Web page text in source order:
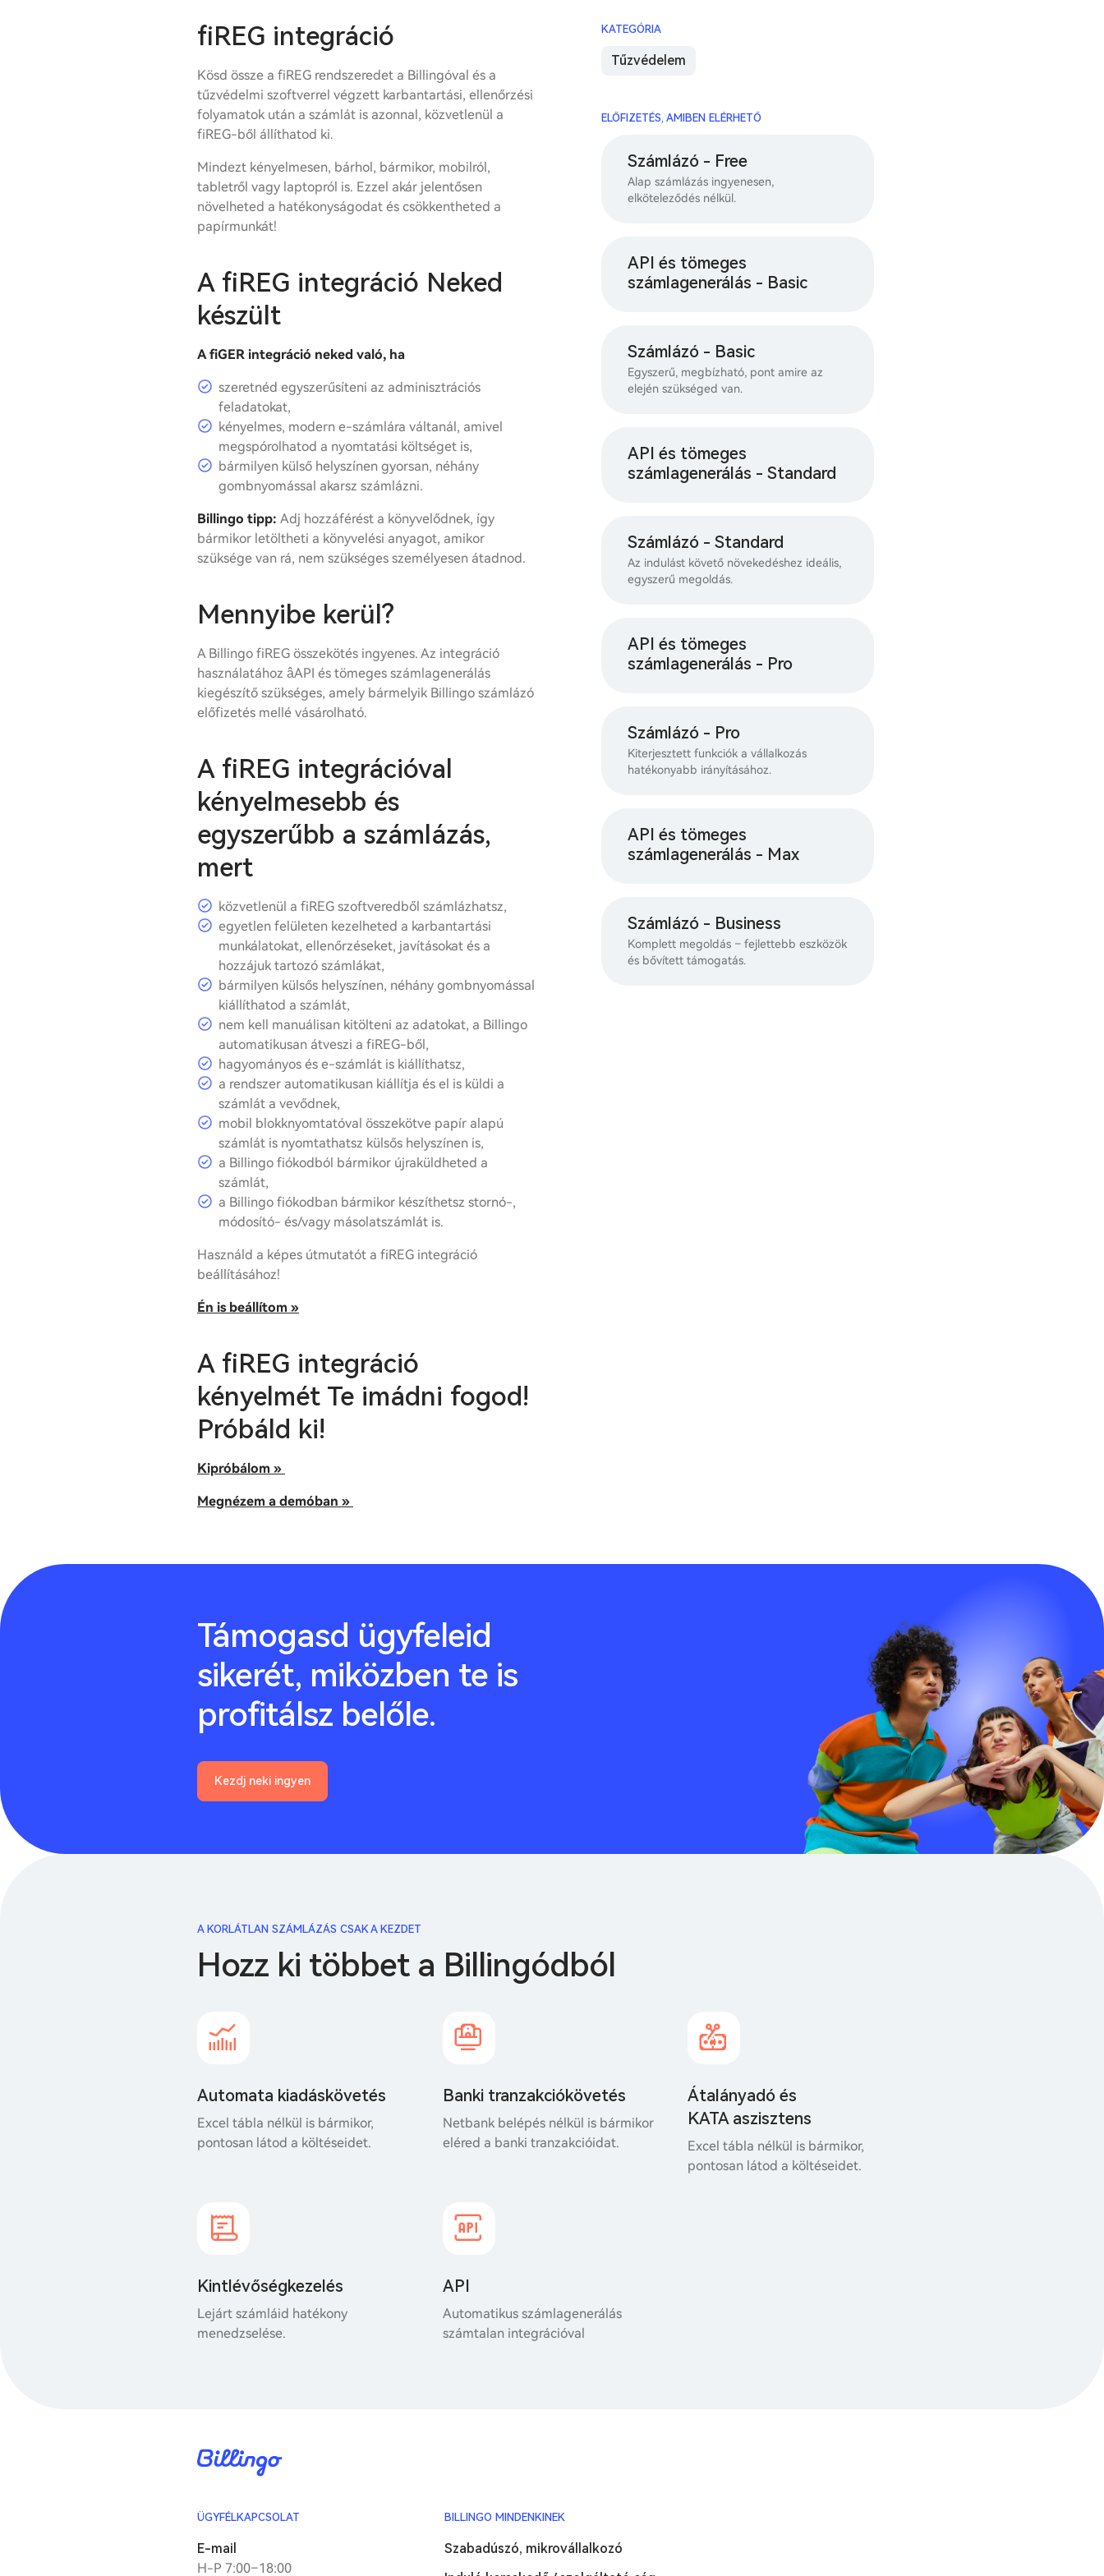
fiREG integráció
Kösd össze a fiREG rendszeredet a Billingóval és a
tűzvédelmi szoftverrel végzett karbantartási, ellenőrzési
folyamatok után a számlát is azonnal, közvetlenül a
fiREG-ből állíthatod ki.
Mindezt kényelmesen, bárhol, bármikor, mobilról,
tabletről vagy laptopról is. Ezzel akár jelentősen
növelheted a hatékonyságodat és csökkentheted a
papírmunkát!
A fiREG integráció Neked
készült
A fiGER integráció neked való, ha
szeretnéd egyszerűsíteni az adminisztrációs
feladatokat,
kényelmes, modern e-számlára váltanál, amivel
megspórolhatod a nyomtatási költséget is,
bármilyen külső helyszínen gyorsan, néhány
gombnyomással akarsz számlázni.
Billingo tipp: Adj hozzáférést a könyvelődnek, így
bármikor letöltheti a könyvelési anyagot, amikor
szüksége van rá, nem szükséges személyesen átadnod.
Mennyibe kerül?
A Billingo fiREG összekötés ingyenes. Az integráció
használatához âAPI és tömeges számlagenerálás
kiegészítő szükséges, amely bármelyik Billingo számlázó
előfizetés mellé vásárolható.
A fiREG integrációval
kényelmesebb és
egyszerűbb a számlázás,
mert
közvetlenül a fiREG szoftveredből számlázhatsz,
egyetlen felületen kezelheted a karbantartási
munkálatokat, ellenőrzéseket, javításokat és a
hozzájuk tartozó számlákat,
bármilyen külsős helyszínen, néhány gombnyomással
kiállíthatod a számlát,
nem kell manuálisan kitölteni az adatokat, a Billingo
automatikusan átveszi a fiREG-ből,
hagyományos és e-számlát is kiállíthatsz,
a rendszer automatikusan kiállítja és el is küldi a
számlát a vevődnek,
mobil blokknyomtatóval összekötve papír alapú
számlát is nyomtathatsz külsős helyszínen is,
a Billingo fiókodból bármikor újraküldheted a
számlát,
a Billingo fiókodban bármikor készíthetsz stornó-,
módosító- és/vagy másolatszámlát is.
Használd a képes útmutatót a fiREG integráció
beállításához!
Én is beállítom »
A fiREG integráció
kényelmét Te imádni fogod!
Próbáld ki!
Kipróbálom »
Megnézem a demóban »
KATEGÓRIA
Tűzvédelem
ELŐFIZETÉS, AMIBEN ELÉRHETŐ
Számlázó - Free
Alap számlázás ingyenesen,
elköteleződés nélkül.
API és tömeges
számlagenerálás - Basic
Számlázó - Basic
Egyszerű, megbízható, pont amire az
elején szükséged van.
API és tömeges
számlagenerálás - Standard
Számlázó - Standard
Az indulást követő növekedéshez ideális,
egyszerű megoldás.
API és tömeges
számlagenerálás - Pro
Számlázó - Pro
Kiterjesztett funkciók a vállalkozás
hatékonyabb irányításához.
API és tömeges
számlagenerálás - Max
Számlázó - Business
Komplett megoldás – fejlettebb eszközök
és bővített támogatás.
Támogasd ügyfeleid
sikerét, miközben te is
profitálsz belőle.
Kezdj neki ingyen
A KORLÁTLAN SZÁMLÁZÁS CSAK A KEZDET
Hozz ki többet a Billingódból
Automata kiadáskövetés
Excel tábla nélkül is bármikor,
pontosan látod a költéseidet.
Banki tranzakciókövetés
Netbank belépés nélkül is bármikor
eléred a banki tranzakcióidat.
Átalányadó és
KATA aszisztens
Excel tábla nélkül is bármikor,
pontosan látod a költéseidet.
Kintlévőségkezelés
Lejárt számláid hatékony
menedzselése.
API
Automatikus számlagenerálás
számtalan integrációval
ÜGYFÉLKAPCSOLAT
E-mail
H-P 7:00–18:00
BILLINGO MINDENKINEK
Szabadúszó, mikrovállalkozó